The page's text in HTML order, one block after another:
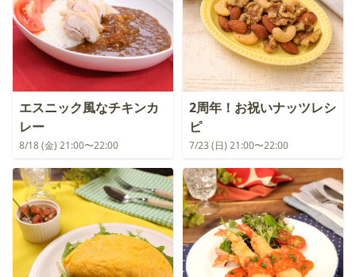
エスニック風なチキンカ
レー
8/18 (金) 21:00〜22:00
2周年！お祝いナッツレシ
ピ
7/23 (日) 21:00〜22:00